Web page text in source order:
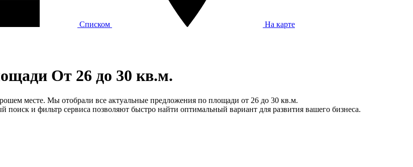
Списком
На карте
От 26 до 30 кв.м.
месте. Мы отобрали все актуальные предложения по площади от 26 до 30 кв.м.
и фильтр сервиса позволяют быстро найти оптимальный вариант для развития вашего бизнеса.